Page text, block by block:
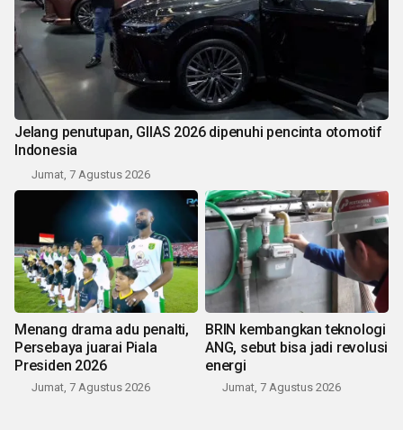
Jelang penutupan, GIIAS 2026 dipenuhi pencinta otomotif
Indonesia
Jumat, 7 Agustus 2026
Menang drama adu penalti,
Persebaya juarai Piala
Presiden 2026
Jumat, 7 Agustus 2026
BRIN kembangkan teknologi
ANG, sebut bisa jadi revolusi
energi
Jumat, 7 Agustus 2026